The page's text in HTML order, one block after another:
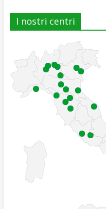
I nostri centri